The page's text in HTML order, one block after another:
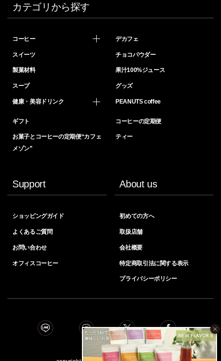
×
カテゴリから探す
コーヒー デカフェ
スイーツ チョコパウダー
製菓材料 果汁100%ジュース
スープ グッズ
健康・美容ドリンク PEANUTS coffee
ギフト コーヒーの定期便
お菓子とコーヒーの定期便“カフェ
メゾン”
ティー
Support
ショッピングガイド
よくあるご質問
お問い合わせ
オフィスコーヒー
About us
初めての方へ
取扱店舗
会社概要
特定商取引法に関する表示
プライバシーポリシー